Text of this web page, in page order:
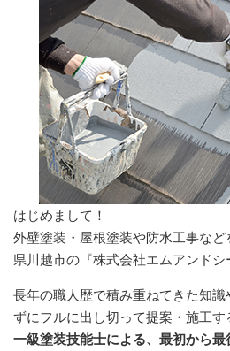
はじめまして！
外壁塗装・屋根塗装や防水工事な
県川越市の『株式会社エムアンドシ
長年の職人歴で積み重ねてきた知
ずにフルに出し切って提案・施工す
一級塗装技能士による、最初から